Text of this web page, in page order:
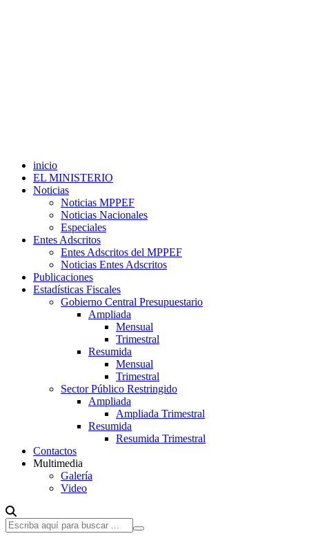
inicio
EL MINISTERIO
Noticias
Noticias MPPEF
Noticias Nacionales
Especiales
Entes Adscritos
Entes Adscritos del MPPEF
Noticias Entes Adscritos
Publicaciones
Estadísticas Fiscales
Gobierno Central Presupuestario
Ampliada
Mensual
Trimestral
Resumida
Mensual
Trimestral
Sector Público Restringido
Ampliada
Ampliada Trimestral
Resumida
Resumida Trimestral
Contactos
Multimedia
Galería
Video